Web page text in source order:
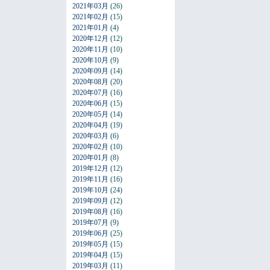
2021年03月 (26)
2021年02月 (15)
2021年01月 (4)
2020年12月 (12)
2020年11月 (10)
2020年10月 (9)
2020年09月 (14)
2020年08月 (20)
2020年07月 (16)
2020年06月 (15)
2020年05月 (14)
2020年04月 (19)
2020年03月 (6)
2020年02月 (10)
2020年01月 (8)
2019年12月 (12)
2019年11月 (16)
2019年10月 (24)
2019年09月 (12)
2019年08月 (16)
2019年07月 (9)
2019年06月 (25)
2019年05月 (15)
2019年04月 (15)
2019年03月 (11)